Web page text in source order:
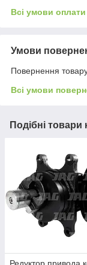
Всі умови оплати
Умови
Повернення
Всі умови
Подібні товари